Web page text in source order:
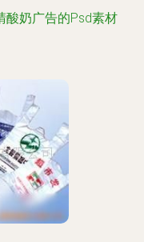
酸奶广告的Psd素材